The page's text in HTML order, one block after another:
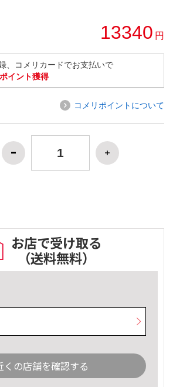
13340 円
、コメリカードでお支払いで
イント獲得
コメリポイントについて
お店で受け取る
（送料無料）
くの店舗を確認する